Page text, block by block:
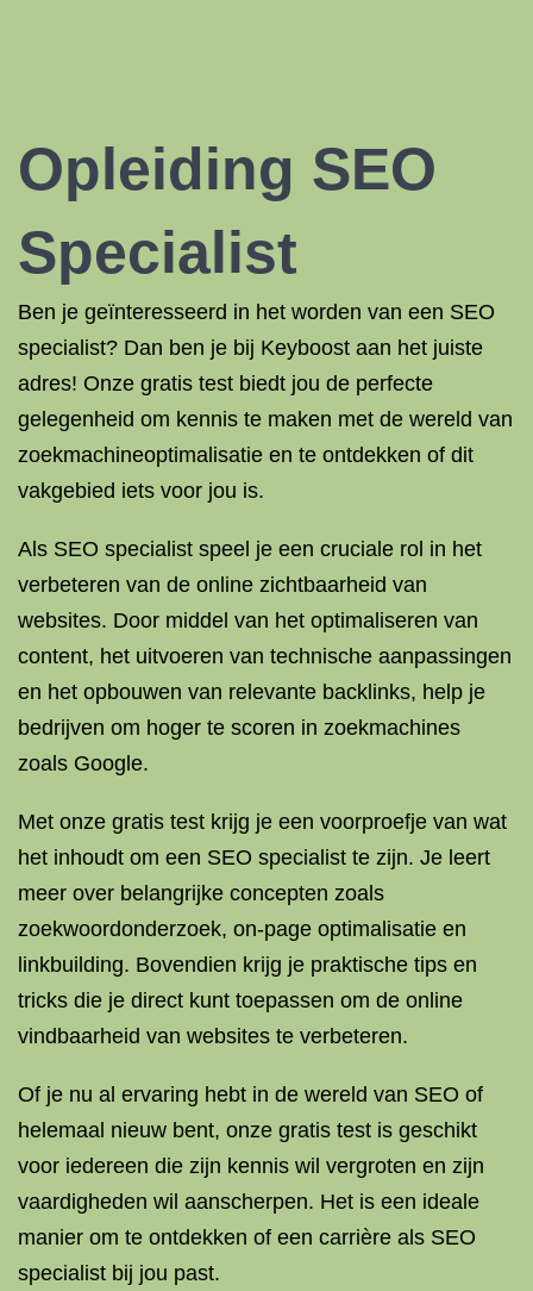
Opleiding SEO
Specialist
Ben je geïnteresseerd in het worden van een SEO
specialist? Dan ben je bij Keyboost aan het juiste
adres! Onze gratis test biedt jou de perfecte
gelegenheid om kennis te maken met de wereld van
zoekmachineoptimalisatie en te ontdekken of dit
vakgebied iets voor jou is.
Als SEO specialist speel je een cruciale rol in het
verbeteren van de online zichtbaarheid van
websites. Door middel van het optimaliseren van
content, het uitvoeren van technische aanpassingen
en het opbouwen van relevante backlinks, help je
bedrijven om hoger te scoren in zoekmachines
zoals Google.
Met onze gratis test krijg je een voorproefje van wat
het inhoudt om een SEO specialist te zijn. Je leert
meer over belangrijke concepten zoals
zoekwoordonderzoek, on-page optimalisatie en
linkbuilding. Bovendien krijg je praktische tips en
tricks die je direct kunt toepassen om de online
vindbaarheid van websites te verbeteren.
Of je nu al ervaring hebt in de wereld van SEO of
helemaal nieuw bent, onze gratis test is geschikt
voor iedereen die zijn kennis wil vergroten en zijn
vaardigheden wil aanscherpen. Het is een ideale
manier om te ontdekken of een carrière als SEO
specialist bij jou past.